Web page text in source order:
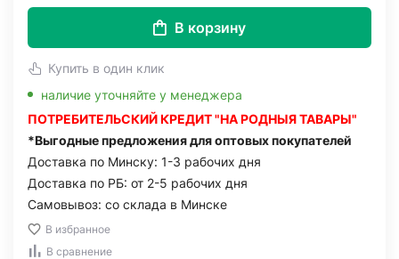
В корзину
Купить в один клик
наличие уточняйте у менеджера
ПОТРЕБИТЕЛЬСКИЙ КРЕДИТ "НА РОДНЫЯ ТАВАРЫ"
*Выгодные предложения для оптовых покупателей
Доставка по Минску: 1-3 рабочих дня
Доставка по РБ: от 2-5 рабочих дня
Самовывоз: со склада в Минске
В избранное
В сравнение